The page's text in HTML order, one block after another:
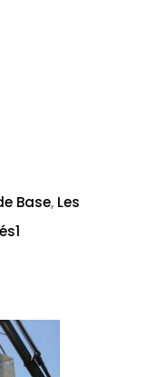
Base, Les